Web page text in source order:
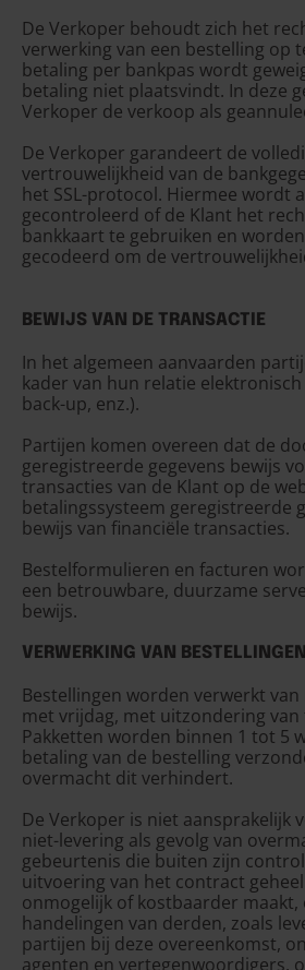
De Verkoper behoudt zich het
verwerking van een bestelling op
betaling per bankpas wordt
betaling niet plaatsvindt. In deze
Verkoper de verkoop als
De Verkoper garandeert de
vertrouwelijkheid van de
het SSL-protocol. Hiermee wordt
gecontroleerd of de Klant het
bankkaart te gebruiken en
gecodeerd om de
BEWIJS VAN DE TRANSACTIE
In het algemeen aanvaarden
kader van hun relatie elektronisch
back-up, enz.).
Partijen komen overeen dat de
geregistreerde gegevens bewijs
transacties van de Klant op de
betalingssysteem geregistreerde
bewijs van financiële transacties.
Bestelformulieren en facturen
een betrouwbare, duurzame
bewijs.
VERWERKING VAN BESTELLINGEN
Bestellingen worden verwerkt
met vrijdag, met uitzondering van
Pakketten worden binnen 1 tot 5
betaling van de bestelling
overmacht dit verhindert.
De Verkoper is niet aansprakelijk
niet-levering als gevolg van
gebeurtenis die buiten zijn
uitvoering van het contract
onmogelijk of kostbaarder maakt,
handelingen van derden, zoals
partijen bij deze overeenkomst,
agenten en vertegenwoordigers,